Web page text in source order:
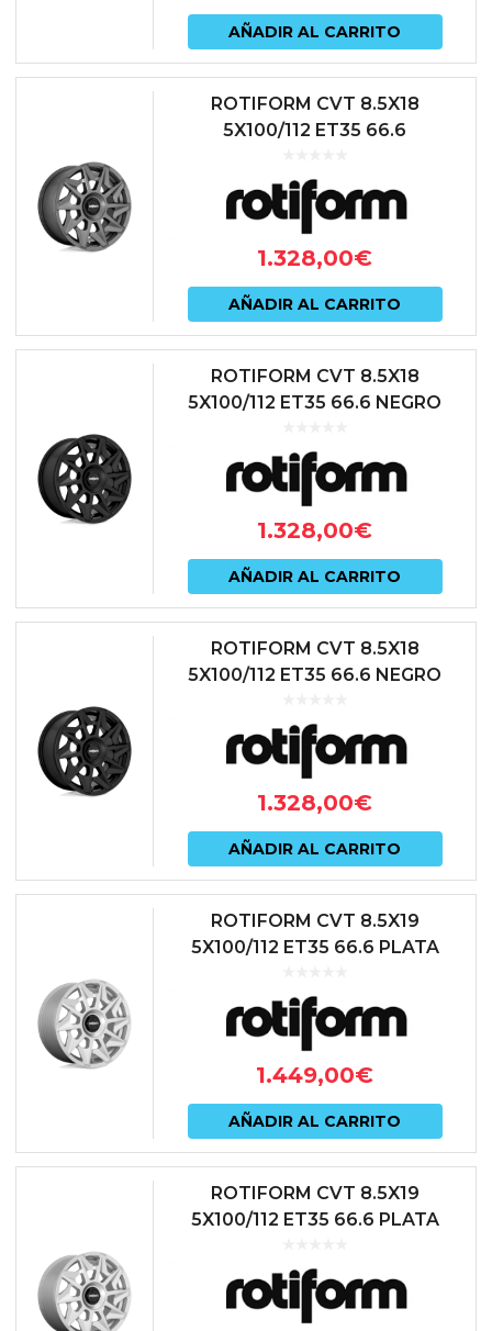
AÑADIR AL CARRITO
ROTIFORM CVT 8.5X18
5X100/112 ET35 66.6
1.328,00€
AÑADIR AL CARRITO
ROTIFORM CVT 8.5X18
5X100/112 ET35 66.6 NEGRO
1.328,00€
AÑADIR AL CARRITO
ROTIFORM CVT 8.5X18
5X100/112 ET35 66.6 NEGRO
1.328,00€
AÑADIR AL CARRITO
ROTIFORM CVT 8.5X19
5X100/112 ET35 66.6 PLATA
1.449,00€
AÑADIR AL CARRITO
ROTIFORM CVT 8.5X19
5X100/112 ET35 66.6 PLATA